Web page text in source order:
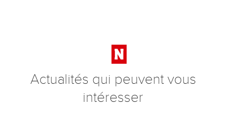
Actualités qui peuvent vous
intéresser